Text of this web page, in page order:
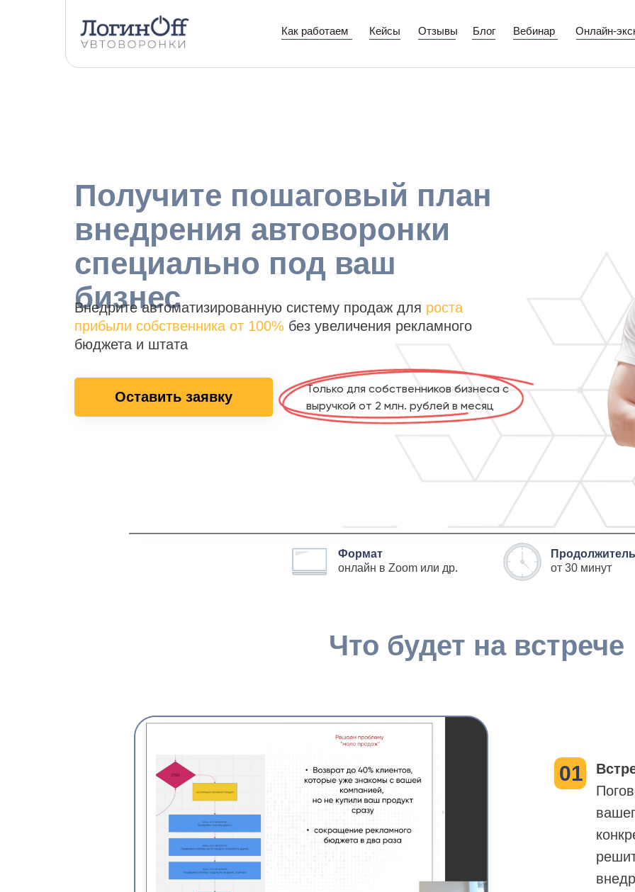
Онлайн-
Вебинар
Блог
Отзывы
Кейсы
Как работаем
Получите пошаговый план
внедрения автоворонки
специально под ваш
бизнес
Внедрите автоматизированную систему продаж для роста
прибыли собственника от 100% без увеличения рекламного
бюджета и штата
Оставить заявку
от 30 минут
Формат
онлайн в Zoom или др.
Только для собственников бизнеса с
выручкой от 2 млн. рублей в месяц
Что будет на встрече
01